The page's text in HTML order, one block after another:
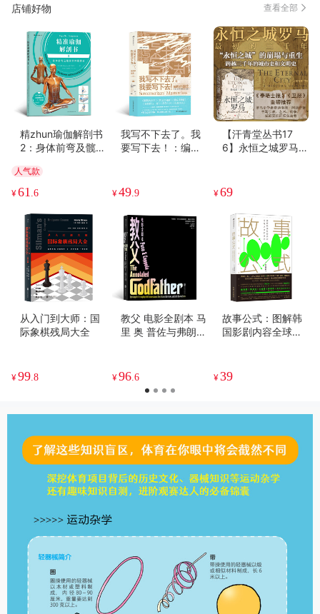
店铺好物 查看全部
精zhun瑜伽解剖书
2：身体前弯及髋关
人气款
¥61.6
我写不下去了。我
要写下去！：编剧
¥49.9
【汗青堂丛书17
6】永恒之城罗马：
¥69
从入门到大师：国
际象棋残局大全
¥99 .8
教父 电影全剧本 马
里 奥 普佐与弗朗西
¥96 .6
故事公式：图解韩
国影剧内容全球大
¥39